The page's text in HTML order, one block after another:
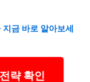
금 바로 알아보세
략 확인